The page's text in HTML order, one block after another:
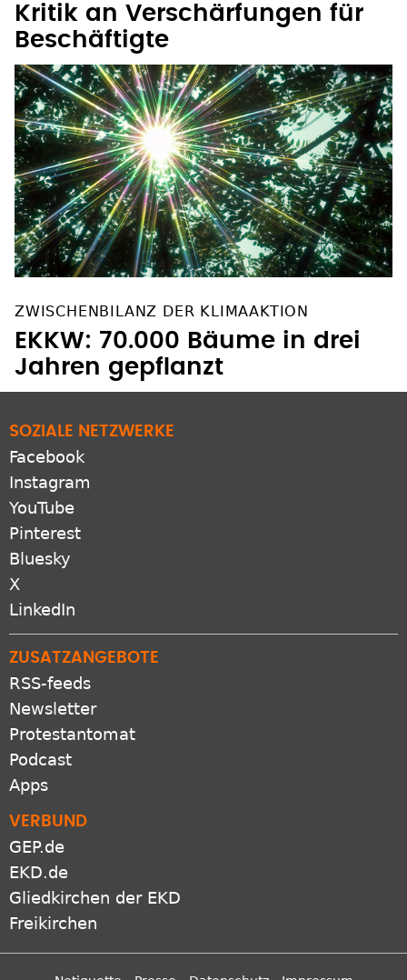
Kritik an Verschärfungen für
Beschäftigte
ZWISCHENBILANZ DER KLIMAAKTION
EKKW: 70.000 Bäume in drei
Jahren gepflanzt
SOZIALE NETZWERKE
Facebook
Instagram
YouTube
Pinterest
Bluesky
X
LinkedIn
ZUSATZANGEBOTE
RSS-feeds
Newsletter
Protestantomat
Podcast
Apps
VERBUND
GEP.de
EKD.de
Gliedkirchen der EKD
Freikirchen